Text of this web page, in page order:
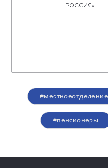
РОССИЯ»
#местноеотделение
#пенсионеры